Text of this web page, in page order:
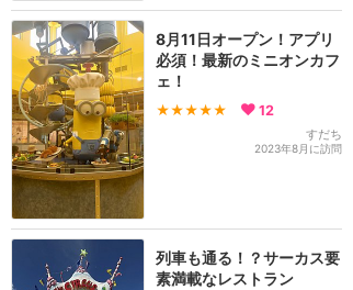
8月11日オープン！アプリ
必須！最新のミニオンカフ
ェ！
★★★★★ 12
すだち
2023年8月に訪問
列車も通る！？サーカス要
素満載なレストラン